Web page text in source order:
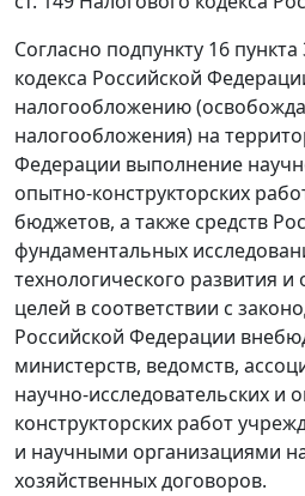
Согласно подпункту 16 пункта
кодекса Российской
налогообложению
налогообложения) на
Федерации выполнение
опытно-конструкторских
бюджетов, а также средств
фундаментальных
технологического развития
целей в соответствии с
Российской Федерации
министерств, ведомств,
научно-исследовательских и
конструкторских работ
и научными организациями
хозяйственных договоров.